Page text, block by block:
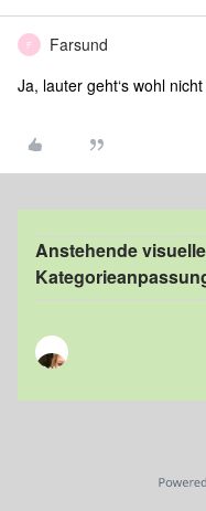
F Farsund
Ja, lauter geht‘s wohl nicht
Anstehende